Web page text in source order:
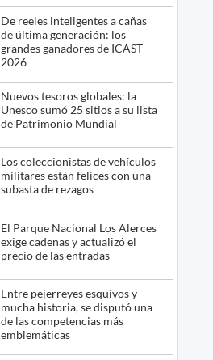
De reeles inteligentes a cañas
de última generación: los
grandes ganadores de ICAST
2026
Nuevos tesoros globales: la
Unesco sumó 25 sitios a su lista
de Patrimonio Mundial
Los coleccionistas de vehículos
militares están felices con una
subasta de rezagos
El Parque Nacional Los Alerces
exige cadenas y actualizó el
precio de las entradas
Entre pejerreyes esquivos y
mucha historia, se disputó una
de las competencias más
emblemáticas